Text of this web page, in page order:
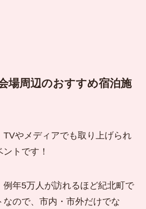
場周辺のおすすめ宿泊施
TVやメディアでも取り上げられ
トです！
例年5万人が訪れるほど紀北町で
なので、市内・市外だけでな